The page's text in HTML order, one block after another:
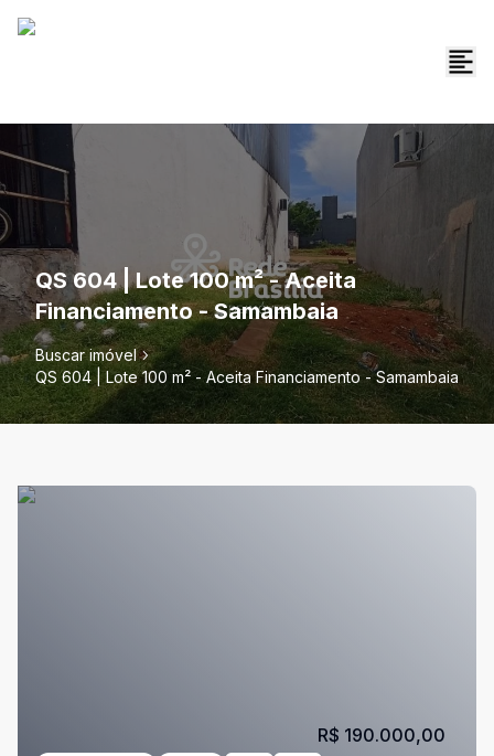
QS 604 | Lote 100 m² - Aceita
Financiamento - Samambaia
Buscar imóvel
QS 604 | Lote 100 m² - Aceita Financiamento - Samambaia
R$ 190.000,00